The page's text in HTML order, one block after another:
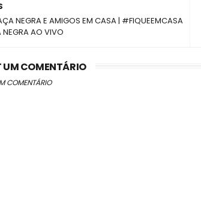
NEGRA E AMIGOS EM CASA | #FIQUEEMCASA
NEGRA AO VIVO
UM COMENTÁRIO
COMENTÁRIO